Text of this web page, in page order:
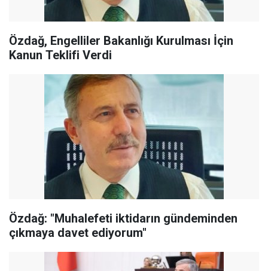
Özdağ, Engelliler Bakanlığı Kurulması İçin
Kanun Teklifi Verdi
Özdağ: "Muhalefeti iktidarın gündeminden
çıkmaya davet ediyorum"